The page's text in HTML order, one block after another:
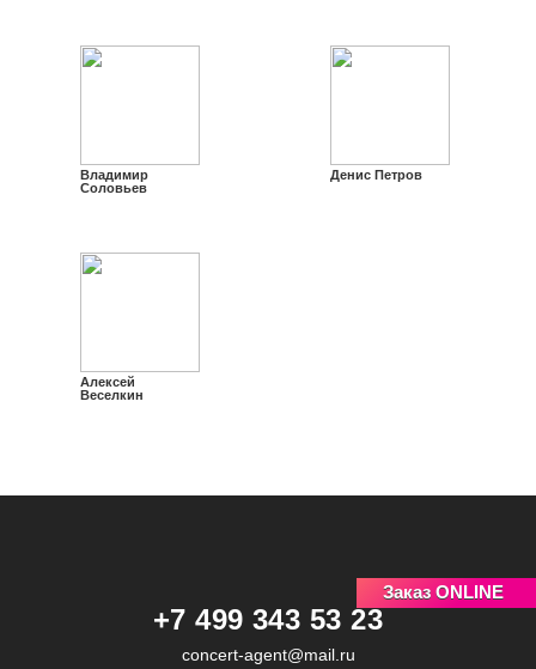
Заказ ONLINE
Владимир
Соловьев
Денис Петров
Алексей
Веселкин
+7 499 343 53 23
concert-agent@mail.ru